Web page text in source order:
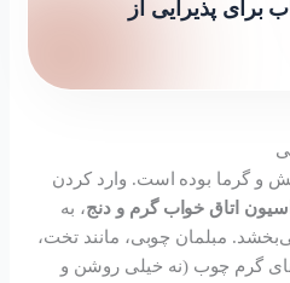
برای پذیرایی از
و گرما بوده است. وارد کردن
اتاق خواب گرم و دنج، به
مبلمان چوبی، مانند تخت،
گرم چوب (نه خیلی روشن و